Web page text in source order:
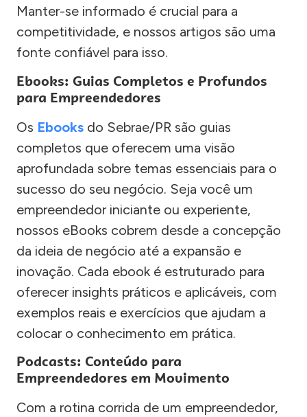
Manter-se informado é crucial para a
competitividade, e nossos artigos são uma
fonte confiável para isso.
Ebooks: Guias Completos e Profundos
para Empreendedores
Os Ebooks do Sebrae/PR são guias
completos que oferecem uma visão
aprofundada sobre temas essenciais para o
sucesso do seu negócio. Seja você um
empreendedor iniciante ou experiente,
nossos eBooks cobrem desde a concepção
da ideia de negócio até a expansão e
inovação. Cada ebook é estruturado para
oferecer insights práticos e aplicáveis, com
exemplos reais e exercícios que ajudam a
colocar o conhecimento em prática.
Podcasts: Conteúdo para
Empreendedores em Movimento
Com a rotina corrida de um empreendedor,